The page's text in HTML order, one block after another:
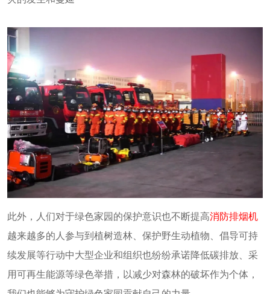
此外，人们对于绿色家园的保护意识也不断提高消防排烟机
越来越多的人参与到植树造林、保护野生动植物、倡导可持
续发展等行动中大型企业和组织也纷纷承诺降低碳排放、采
用可再生能源等绿色举措，以减少对森林的破坏作为个体，